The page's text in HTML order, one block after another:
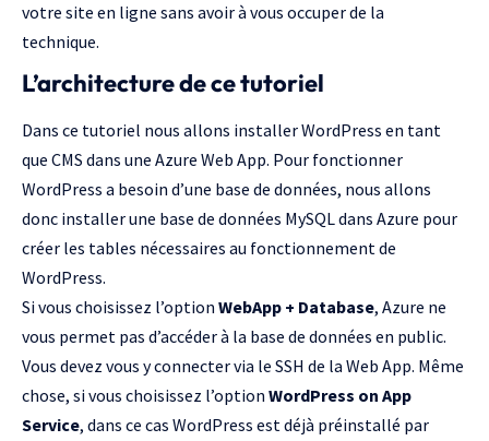
votre site en ligne sans avoir à vous occuper de la
technique.
L’architecture de ce tutoriel
Dans ce tutoriel nous allons installer WordPress en tant
que CMS dans une Azure Web App. Pour fonctionner
WordPress a besoin d’une base de données, nous allons
donc installer une base de données MySQL dans Azure pour
créer les tables nécessaires au fonctionnement de
WordPress.
Si vous choisissez l’option WebApp + Database, Azure ne
vous permet pas d’accéder à la base de données en public.
Vous devez vous y connecter via le SSH de la Web App. Même
chose, si vous choisissez l’option WordPress on App
Service, dans ce cas WordPress est déjà préinstallé par